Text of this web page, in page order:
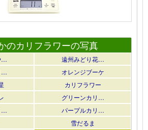
のカリフラワーの写真
…
遠州みどり花…
…
オレンジブーケ
カリフラワー
グリーンカリ…
…
パープルカリ…
雪だるま